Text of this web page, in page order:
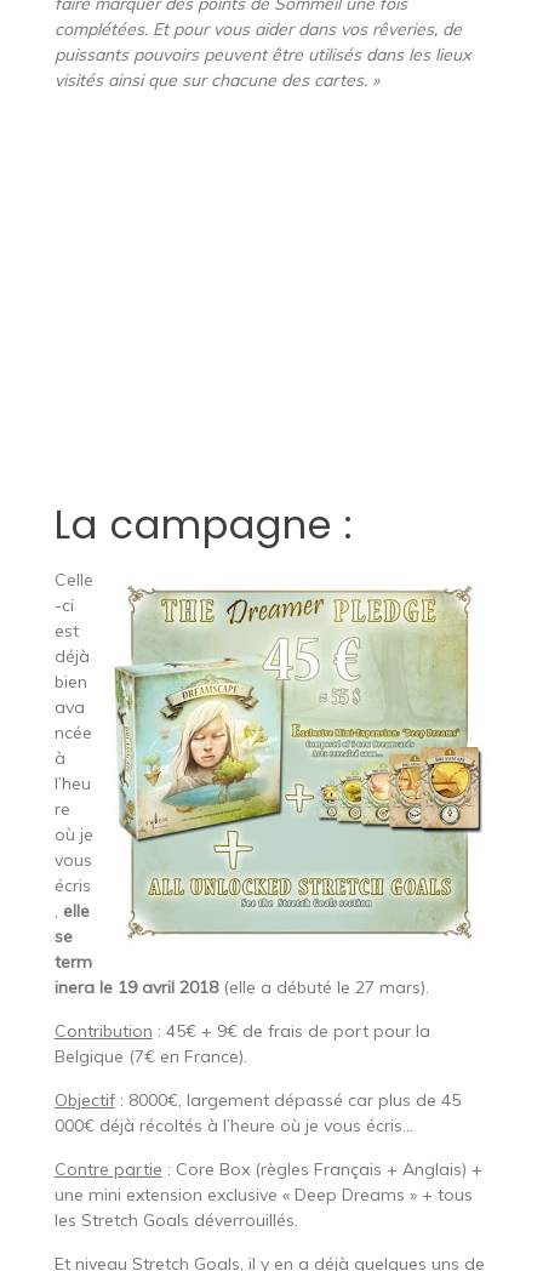
complétées. Et pour vous aider dans vos rêveries, de
puissants pouvoirs peuvent être utilisés dans les lieux
visités ainsi que sur chacune des cartes. »
La campagne :
Celle
-ci
est
déjà
bien
ava
ncée
à
l’heu
re
où je
vous
écris
, elle
se
term
inera le 19 avril 2018(elle a débuté le 27 mars).
Contribution : 45€ + 9€ de frais de port pour la
Belgique (7€ en France).
Objectif: 8000€, largement dépassé car plus de 45
000€ déjà récoltés à l’heure où je vous écris…
Contre partie : Core Box (règles Français + Anglais) +
une mini extension exclusive « Deep Dreams » + tous
les Stretch Goals déverrouillés.
Et niveau Stretch Goals, il y en a déjà quelques uns de